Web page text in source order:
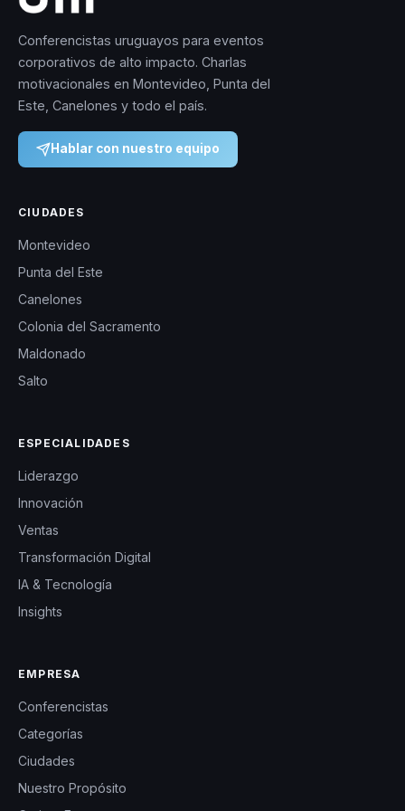
Conferencistas uruguayos para eventos
corporativos de alto impacto. Charlas
motivacionales en Montevideo, Punta del
Este, Canelones y todo el país.
Hablar con nuestro equipo
CIUDADES
Montevideo
Punta del Este
Canelones
Colonia del Sacramento
Maldonado
Salto
ESPECIALIDADES
Liderazgo
Innovación
Ventas
Transformación Digital
IA & Tecnología
Insights
EMPRESA
Conferencistas
Categorías
Ciudades
Nuestro Propósito